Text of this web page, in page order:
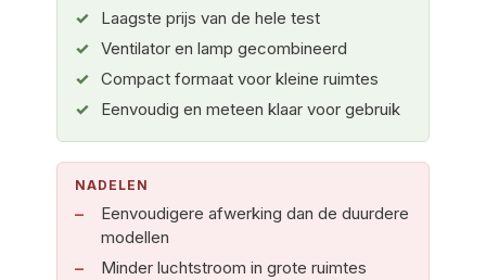
Laagste prijs van de hele test
Ventilator en lamp gecombineerd
Compact formaat voor kleine ruimtes
Eenvoudig en meteen klaar voor gebruik
NADELEN
Eenvoudigere afwerking dan de duurdere
modellen
Minder luchtstroom in grote ruimtes